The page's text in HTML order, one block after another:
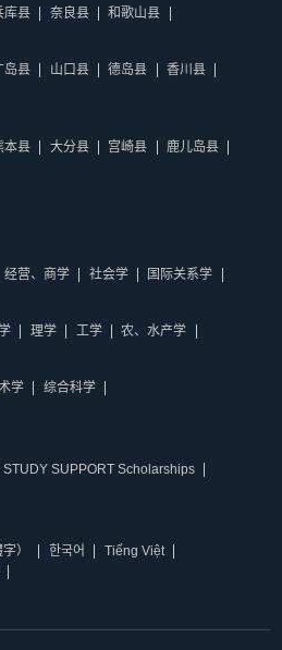
库县 奈良县 和歌山县
岛县 山口县 德岛县
香川县
本县 大分县 宫崎县
鹿儿岛县
经营、商学 社会学 国际关系学
理学 工学 农、水产学
学 综合科学
STUDY SUPPORT Scholarships
） 한국어
Tiếng Việt